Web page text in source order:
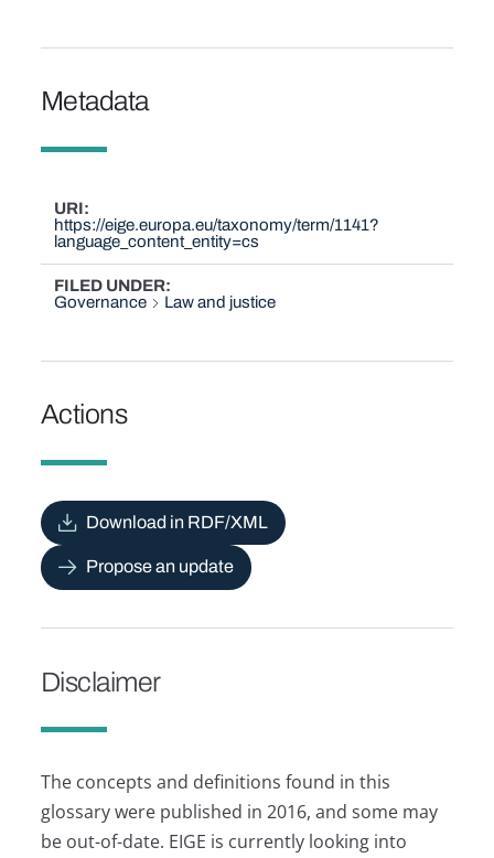
Metadata
URI
https://eige.europa.eu/taxonomy/term/1141?
language_content_entity=cs
FILED UNDER
Governance
Law and justice
Actions
Download in RDF/XML
Propose an update
Disclaimer
The concepts and definitions found in this
glossary were published in 2016, and some may
be out-of-date. EIGE is currently looking into